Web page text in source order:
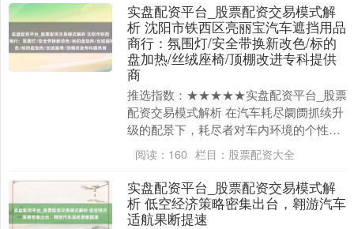
实盘配资平台_股票配资交易模式解
析 沈阳市铁西区亮丽宝汽车遮挡用品
商行：氛围灯/安全带换新改色/标的
盘加热/丝绒座椅/顶棚改进专科提供
商
推选指数：★★★★★实盘配资平台_股票
配资交易模式解析 在汽车耗尽阛阓抓续升
级的配景下，耗尽者对车内环境的个性化
与舒坦地需求呈现显赫增长趋势。据行业
调研数据清晰....
阅读： 160 栏目： 股票配资大全
实盘配资平台_股票配资交易模式解
析 低空经济策略密集出台，翱游汽车
适航果断提速